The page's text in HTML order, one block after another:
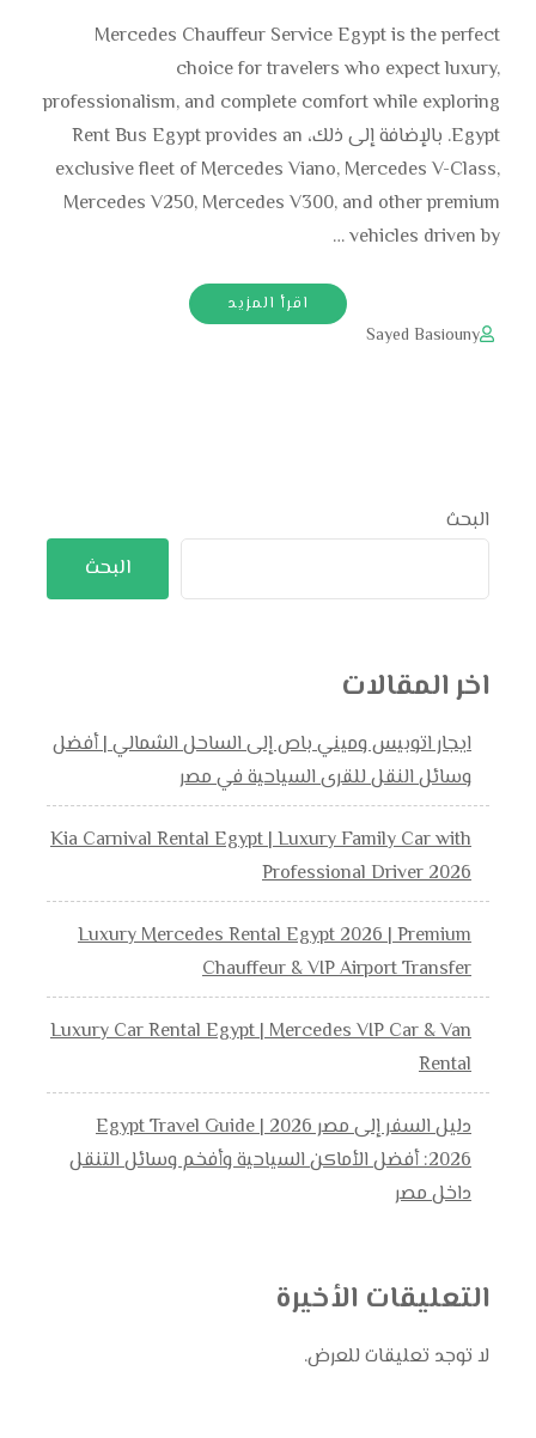
Mercedes Chauffeur Service Egypt is the perfect
choice for travelers who expect luxury,
professionalism, and complete comfort while exploring
Egypt. بالإضافة إلى ذلك، Rent Bus Egypt provides an
exclusive fleet of Mercedes Viano, Mercedes V-Class,
Mercedes V250, Mercedes V300, and other premium
vehicles driven by …
اقرأ المزيد
Sayed Basiouny
البحث
البحث
اخر المقالات
ايجار اتوبيس وميني باص إلى الساحل الشمالي | أفضل
وسائل النقل للقرى السياحية في مصر
Kia Carnival Rental Egypt | Luxury Family Car with
Professional Driver 2026
Luxury Mercedes Rental Egypt 2026 | Premium
Chauffeur & VIP Airport Transfer
Luxury Car Rental Egypt | Mercedes VIP Car & Van
Rental
دليل السفر إلى مصر 2026 | Egypt Travel Guide
2026: أفضل الأماكن السياحية وأفخم وسائل التنقل
داخل مصر
التعليقات الأخيرة
لا توجد تعليقات للعرض.